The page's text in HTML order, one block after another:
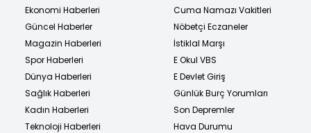
Ekonomi Haberleri
Güncel Haberler
Magazin Haberleri
Spor Haberleri
Dünya Haberleri
Sağlık Haberleri
Kadın Haberleri
Teknoloji Haberleri
Cuma Namazı Vakitleri
Nöbetçi Eczaneler
İstiklal Marşı
E Okul VBS
E Devlet Giriş
Günlük Burç Yorumları
Son Depremler
Hava Durumu